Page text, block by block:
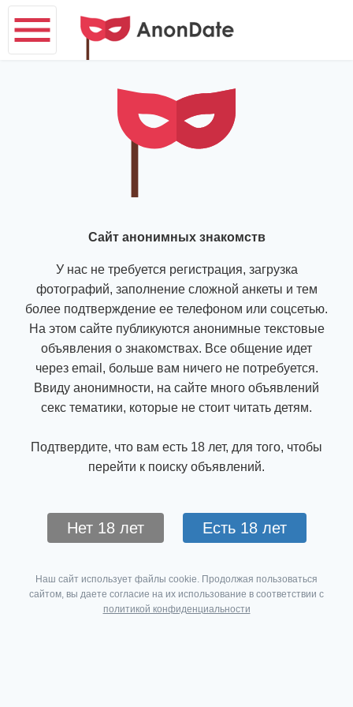
Сайт анонимных знакомств
У нас не требуется регистрация, загрузка
фотографий, заполнение сложной анкеты и тем
более подтверждение ее телефоном или соцсетью.
На этом сайте публикуются анонимные текстовые
объявления о знакомствах. Все общение идет
через email, больше вам ничего не потребуется.
Ввиду анонимности, на сайте много объявлений
секс тематики, которые не стоит читать детям.
Подтвердите, что вам есть 18 лет, для того, чтобы
перейти к поиску объявлений.
Нет 18 лет Есть 18 лет
Наш сайт использует файлы cookie. Продолжая пользоваться
сайтом, вы даете согласие на их использование в соответствии с
политикой конфиденциальности